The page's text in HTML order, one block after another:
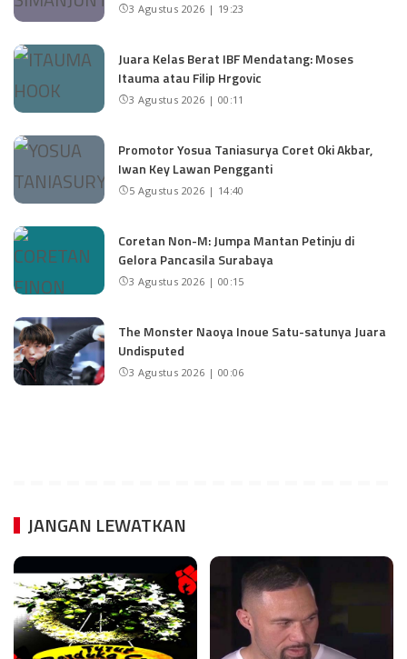
3 Agustus 2026 | 19:23
Juara Kelas Berat IBF Mendatang: Moses
Itauma atau Filip Hrgovic
3 Agustus 2026 | 00:11
Promotor Yosua Taniasurya Coret Oki Akbar,
Iwan Key Lawan Pengganti
5 Agustus 2026 | 14:40
Coretan Non-M: Jumpa Mantan Petinju di
Gelora Pancasila Surabaya
3 Agustus 2026 | 00:15
The Monster Naoya Inoue Satu-satunya Juara
Undisputed
3 Agustus 2026 | 00:06
JANGAN LEWATKAN